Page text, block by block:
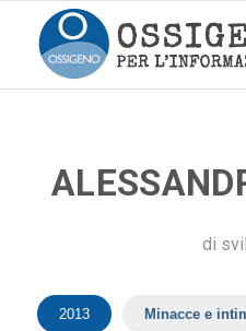
di
2013 Minacce e